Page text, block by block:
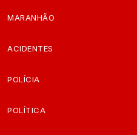
MARANHÃO
ACIDENTES
POLÍCIA
POLÍTICA